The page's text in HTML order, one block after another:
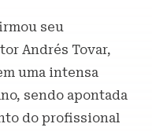
seu
Andrés Tovar,
uma intensa
sendo apontada
do profissional